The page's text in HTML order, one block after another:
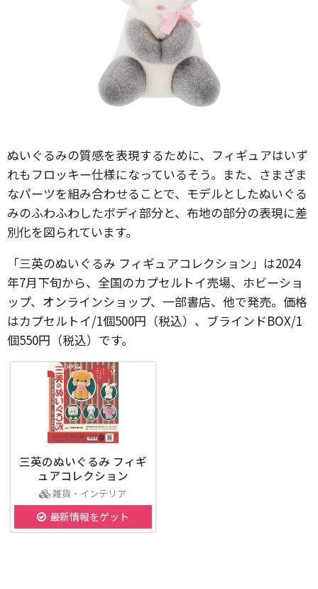
ぬいぐるみの質感を表現するために、フィギュアはいず
れもフロッキー仕様になっているそう。また、さまざま
なパーツを組み合わせることで、モデルとしたぬいぐる
みのふわふわしたボディ部分と、布地の部分の表現に差
別化を図られています。
「三英のぬいぐるみ フィギュアコレクション」は2024
年7月下旬から、全国のカプセルトイ売場、ホビーショ
ップ、オンラインショップ、一部書店、他で発売。価格
はカプセルトイ/1個500円（税込）、ブラインドBOX/1
個550円（税込）です。
三英のぬいぐるみ フィギ
ュアコレクション
雑貨・インテリア
最新情報をゲット